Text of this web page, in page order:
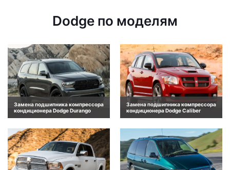
Dodge по моделям
Замена подшипника компрессора
кондиционера Dodge Durango
Замена подшипника компрессора
кондиционера Dodge Caliber